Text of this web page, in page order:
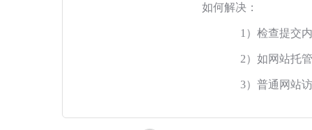
如何解决：
1）检查提交
2）如网站托
3）普通网站